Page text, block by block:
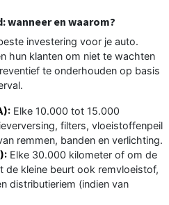
wanneer en waarom?
investering voor je auto.
hun klanten om niet te wachten
te onderhouden op basis
Elke 10.000 tot 15.000
filters, vloeistoffenpeil
remmen, banden en verlichting.
Elke 30.000 kilometer of om de
de kleine beurt ook remvloeistof,
distributieriem (indien van